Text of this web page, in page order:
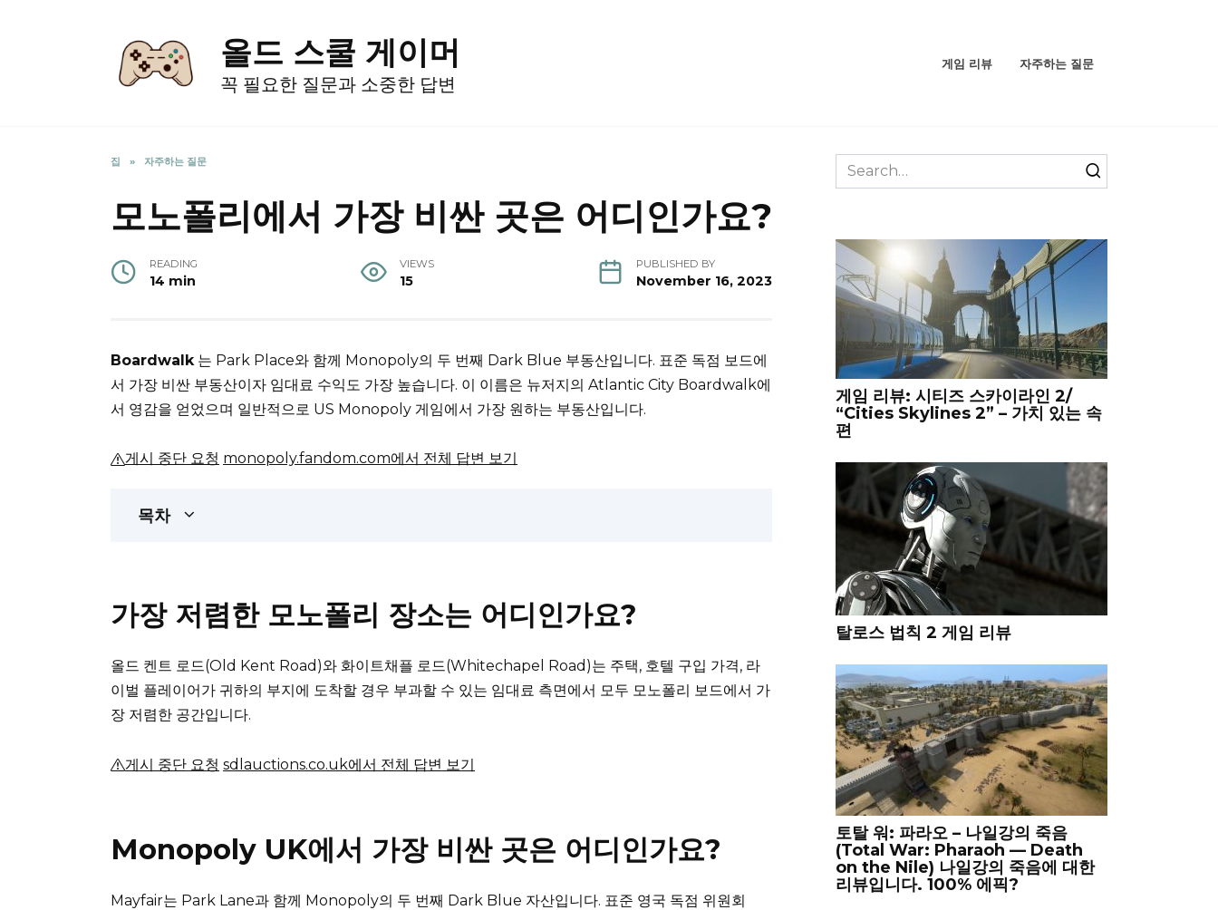
올드 스쿨 게이머
꼭 필요한 질문과 소중한 답변
게임 리뷰 자주하는 질문
집 » 자주하는 질문
모노폴리에서 가장 비싼 곳은 어디인가요?
READING
14 min
VIEWS
15
PUBLISHED BY
November 16, 2023
Boardwalk는 Park Place와 함께 Monopoly의 두 번째 Dark Blue 부동산입니다. 표준 독점 보드에
서 가장 비싼 부동산이자 임대료 수익도 가장 높습니다. 이 이름은 뉴저지의 Atlantic City Boardwalk에
서 영감을 얻었으며 일반적으로 US Monopoly 게임에서 가장 원하는 부동산입니다.
게시 중단 요청 monopoly.fandom.com에서 전체 답변 보기
목차
가장 저렴한 모노폴리 장소는 어디인가요?
올드 켄트 로드(Old Kent Road)와 ​​화이트채플 로드(Whitechapel Road)는 주택, 호텔 구입 가격, 라
이벌 플레이어가 귀하의 부지에 도착할 경우 부과할 수 있는 임대료 측면에서 모두 모노폴리 보드에서 가
장 저렴한 공간입니다.
게시 중단 요청 sdlauctions.co.uk에서 전체 답변 보기
Monopoly UK에서 가장 비싼 곳은 어디인가요?
Mayfair는 Park Lane과 함께 Monopoly의 두 번째 Dark Blue 자산입니다. 표준 영국 독점 위원회
Search
for:
게임 리뷰: 시티즈 스카이라인 2/
“Cities Skylines 2” – 가치 있는 속
편
탈로스 법칙 2 게임 리뷰
토탈 워: 파라오 – 나일강의 죽음
(Total War: Pharaoh — Death
on the Nilе) 나일강의 죽음에 대한
리뷰입니다. 100% 에픽?